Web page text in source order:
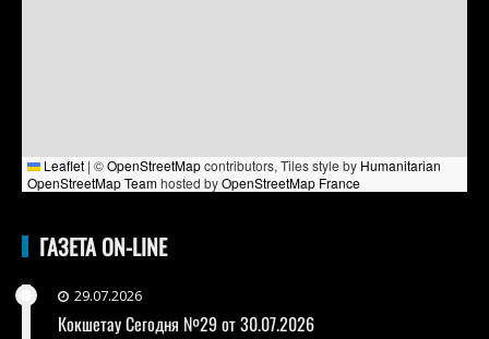
Leaflet | ©OpenStreetMapcontributors, Tiles style by Humanitarian
OpenStreetMap Teamhosted byOpenStreetMap France
ГАЗЕТА ON-LINE
29.07.2026
Кокшетау Сегодня №29 от 30.07.2026